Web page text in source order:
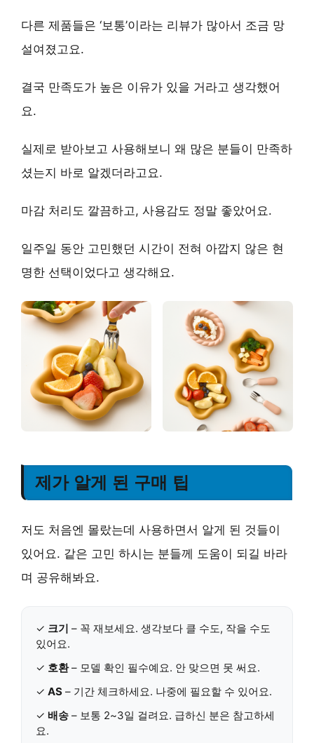
다른 제품들은 ‘보통’이라는 리뷰가 많아서 조금 망
설여졌고요.
결국 만족도가 높은 이유가 있을 거라고 생각했어
요.
실제로 받아보고 사용해보니 왜 많은 분들이 만족하
셨는지 바로 알겠더라고요.
마감 처리도 깔끔하고, 사용감도 정말 좋았어요.
일주일 동안 고민했던 시간이 전혀 아깝지 않은 현
명한 선택이었다고 생각해요.
제가 알게 된 구매 팁
저도 처음엔 몰랐는데 사용하면서 알게 된 것들이
있어요. 같은 고민 하시는 분들께 도움이 되길 바라
며 공유해봐요.
✓ 크기 – 꼭 재보세요. 생각보다 클 수도, 작을 수도
있어요.
✓ 호환– 모델 확인 필수예요. 안 맞으면 못 써요.
✓ AS – 기간 체크하세요. 나중에 필요할 수 있어요.
✓ 배송 – 보통 2~3일 걸려요. 급하신 분은 참고하세
요.